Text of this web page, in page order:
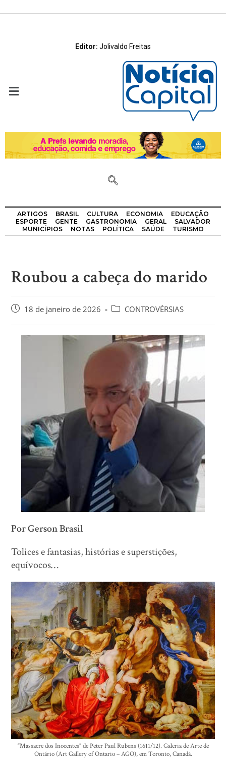
Editor: Jolivaldo Freitas
ARTIGOS BRASIL CULTURA ECONOMIA
EDUCAÇÃO
ESPORTE
GENTE GASTRONOMIA GERAL
SALVADOR
MUNICÍPIOS
NOTAS POLÍTICA SAÚDE TURISMO
Roubou a cabeça do marido
18 de janeiro de 2026 CONTROVÉRSIAS
Por Gerson Brasil
Tolices e fantasias, histórias e superstições,
equívocos…
“Massacre dos Inocentes” de Peter Paul Rubens (1611/12). Galeria de Arte de
Ontário (Art Gallery of Ontario – AGO), em Toronto, Canadá.